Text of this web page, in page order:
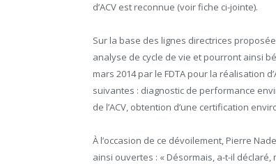
d’ACV est reconnue (voir fiche ci-jointe).
Sur la base des lignes directrices
analyse de cycle de vie et pourront ainsi
mars 2014 par le FDTA pour la réalisation
suivantes : diagnostic de performance
de l’ACV, obtention d’une certification
À l’occasion de ce dévoilement, Pierre
ainsi ouvertes : « Désormais, a-t-il